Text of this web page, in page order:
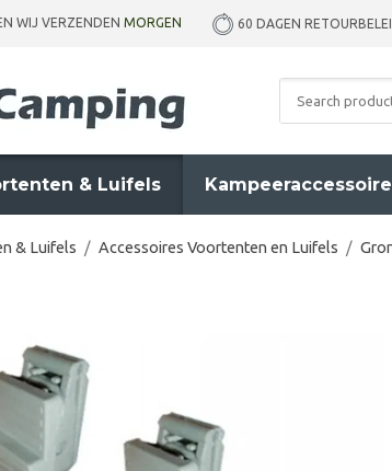
WIJ VERZENDEN MORGEN 60 DAGEN
& Luifels
& Luifels / Accessoires Voortenten en Luifels /